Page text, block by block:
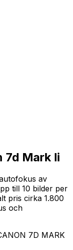
7d Mark Ii
av
till 10 bilder per
pris cirka 1.800
och
7D MARK